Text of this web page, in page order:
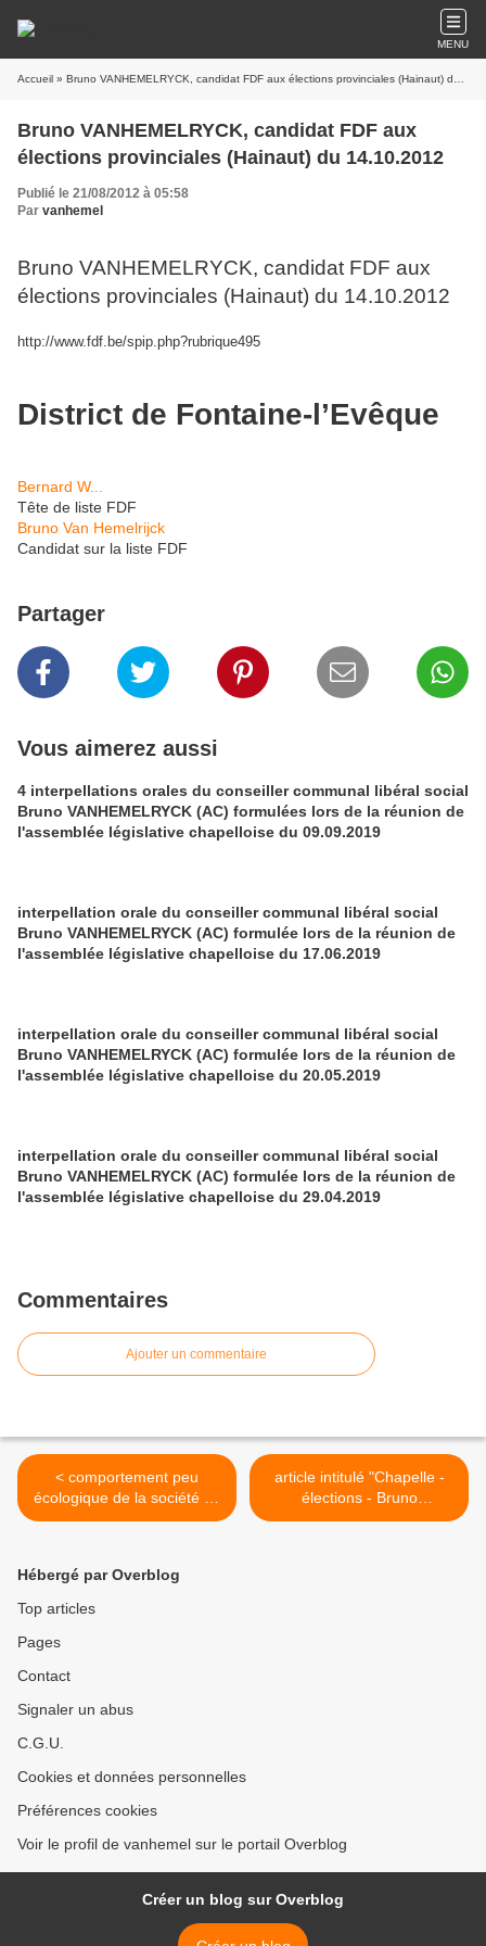
MENU
Accueil » Bruno VANHEMELRYCK, candidat FDF aux élections provinciales (Hainaut) du 14.10.2012
Bruno VANHEMELRYCK, candidat FDF aux
élections provinciales (Hainaut) du 14.10.2012
Publié le 21/08/2012 à 05:58
Par vanhemel
Bruno VANHEMELRYCK, candidat FDF aux
élections provinciales (Hainaut) du 14.10.2012
http://www.fdf.be/spip.php?rubrique495
District de Fontaine-l’Evêque
Bernard W...
Tête de liste FDF
Bruno Van Hemelrijck
Candidat sur la liste FDF
Partager
Vous aimerez aussi
4 interpellations orales du conseiller communal libéral social
Bruno VANHEMELRYCK (AC) formulées lors de la réunion de
l'assemblée législative chapelloise du 09.09.2019
interpellation orale du conseiller communal libéral social
Bruno VANHEMELRYCK (AC) formulée lors de la réunion de
l'assemblée législative chapelloise du 17.06.2019
interpellation orale du conseiller communal libéral social
Bruno VANHEMELRYCK (AC) formulée lors de la réunion de
l'assemblée législative chapelloise du 20.05.2019
interpellation orale du conseiller communal libéral social
Bruno VANHEMELRYCK (AC) formulée lors de la réunion de
l'assemblée législative chapelloise du 29.04.2019
Commentaires
Ajouter un commentaire
< comportement peu
écologique de la société de
logements "La Ruche
article intitulé "Chapelle -
élections - Bruno
Vanhemelryck sera
Hébergé par Overblog
Top articles
Pages
Contact
Signaler un abus
C.G.U.
Cookies et données personnelles
Préférences cookies
Voir le profil de vanhemel sur le portail Overblog
Créer un blog sur Overblog